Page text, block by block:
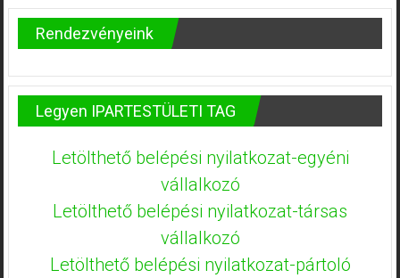
Rendezvényeink
Legyen IPARTESTÜLETI TAG
Letölthető belépési nyilatkozat-egyéni
vállalkozó
Letölthető belépési nyilatkozat-társas
vállalkozó
Letölthető belépési nyilatkozat-pártoló